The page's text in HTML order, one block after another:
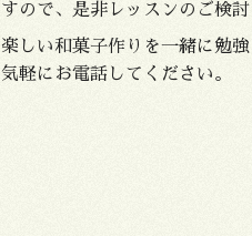
すので、是非レッスンのご検
楽しい和菓子作りを一緒に勉
気軽にお電話してください。